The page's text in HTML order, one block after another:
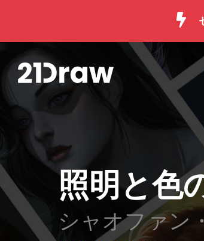
照明と色
シャオファン